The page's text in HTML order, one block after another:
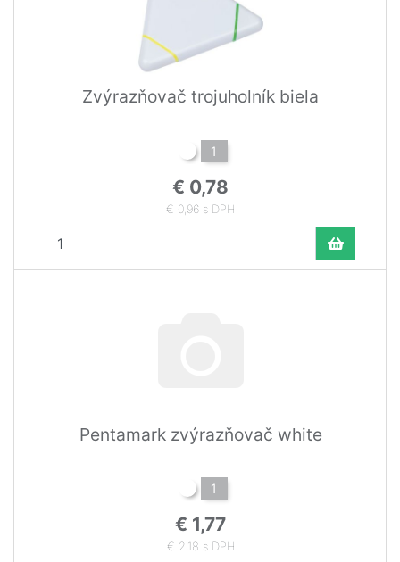
Zvýrazňovač trojuholník biela
1
€ 0,78
€ 0,96 s DPH
Pentamark zvýrazňovač white
1
€ 1,77
€ 2,18 s DPH